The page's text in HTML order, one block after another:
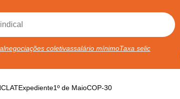
negociações coletivassalário mínimoTaxa selic
Expediente1º de MaioCOP-30